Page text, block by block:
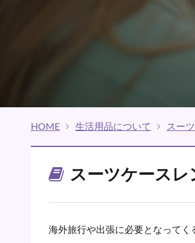
HOME 生活用品について スー
スーツケースレ
海外旅行や出張に必要となって